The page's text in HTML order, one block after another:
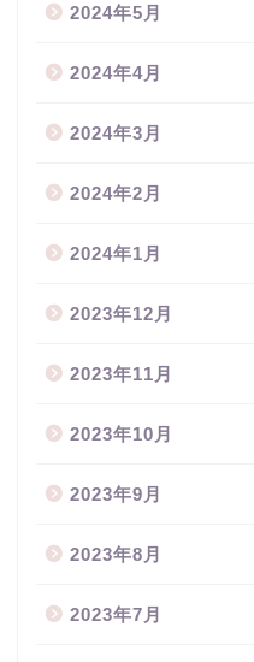
2024年5月
2024年4月
2024年3月
2024年2月
2024年1月
2023年12月
2023年11月
2023年10月
2023年9月
2023年8月
2023年7月